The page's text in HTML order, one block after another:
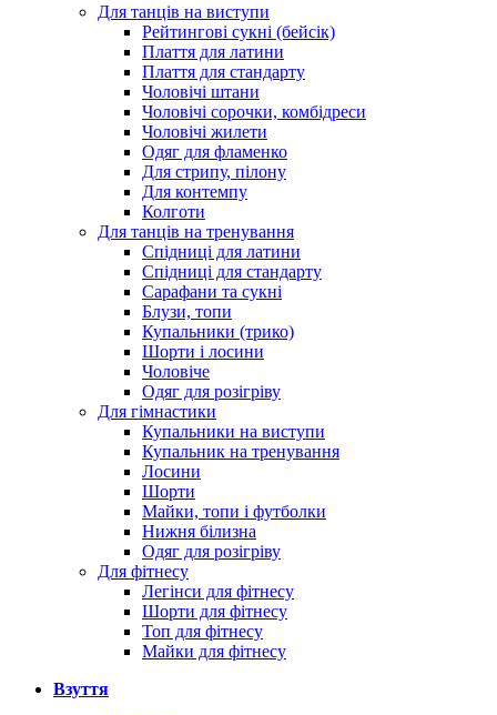
Для танців на виступи
Рейтингові сукні (бейсік)
Плаття для латини
Плаття для стандарту
Чоловічі штани
Чоловічі сорочки, комбідреси
Чоловічі жилети
Одяг для фламенко
Для стрипу, пілону
Для контемпу
Колготи
Для танців на тренування
Спідниці для латини
Спідниці для стандарту
Сарафани та сукні
Блузи, топи
Купальники (трико)
Шорти і лосини
Чоловіче
Одяг для розігріву
Для гімнастики
Купальники на виступи
Купальник на тренування
Лосини
Шорти
Майки, топи і футболки
Нижня білизна
Одяг для розігріву
Для фітнесу
Легінси для фітнесу
Шорти для фітнесу
Топ для фітнесу
Майки для фітнесу
Взуття